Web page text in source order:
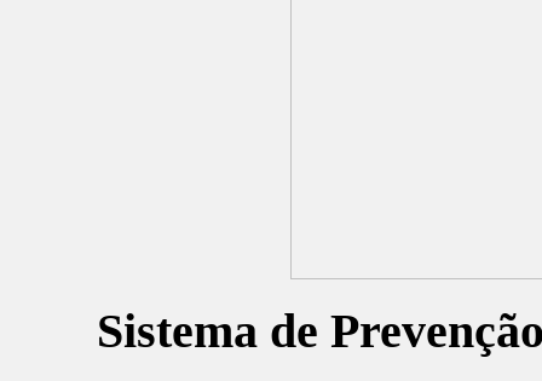
Sistema de